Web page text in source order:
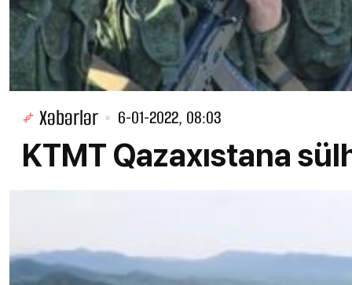
Xəbərlər 6-01-2022, 08:03
KTMT Qazaxıstana